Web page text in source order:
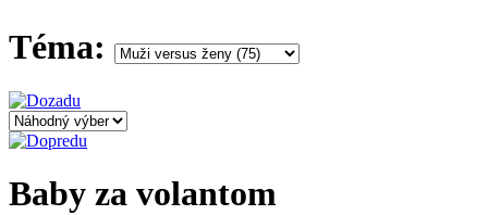
Téma:
Baby za volantom